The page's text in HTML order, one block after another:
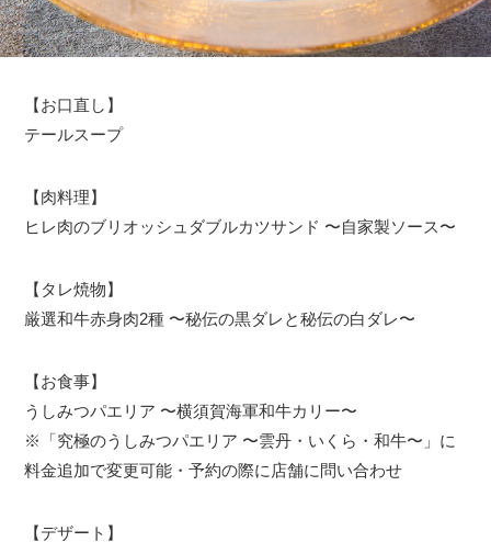
【お口直し】
テールスープ
【肉料理】
ヒレ肉のブリオッシュダブルカツサンド 〜自家製ソース〜
【タレ焼物】
厳選和牛赤身肉2種 〜秘伝の黒ダレと秘伝の白ダレ〜
【お食事】
うしみつパエリア 〜横須賀海軍和牛カリー〜
※「究極のうしみつパエリア 〜雲丹・いくら・和牛〜」に
料金追加で変更可能・予約の際に店舗に問い合わせ
【デザート】